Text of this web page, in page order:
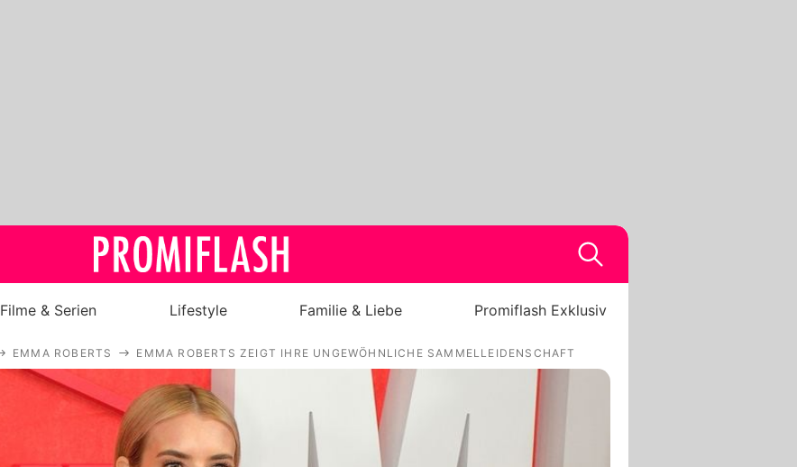
Royals
Stars
Filme & Serien
Filme & Serien Lifestyle Familie & Liebe Promiflash Exklusiv
EMMA ROBERTS EMMA ROBERTS ZEIGT IHRE UNGEWÖHNLICHE SAMMELLEIDENSCHAFT